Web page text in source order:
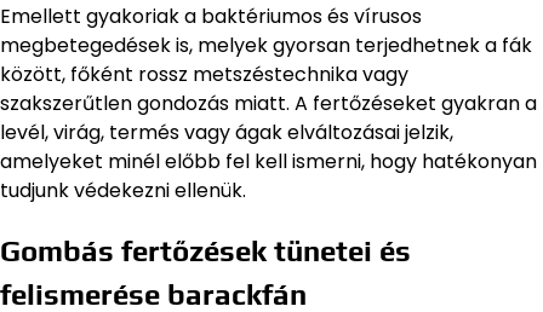
Emellett gyakoriak a baktériumos és vírusos
megbetegedések is, melyek gyorsan terjedhetnek a fák
között, főként rossz metszéstechnika vagy
szakszerűtlen gondozás miatt. A fertőzéseket gyakran a
levél, virág, termés vagy ágak elváltozásai jelzik,
amelyeket minél előbb fel kell ismerni, hogy hatékonyan
tudjunk védekezni ellenük.
Gombás fertőzések tünetei és
felismerése barackfán